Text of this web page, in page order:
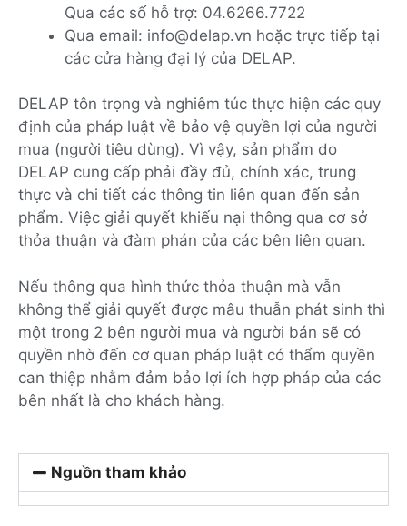
Qua các số hỗ trợ: 04.6266.7722
Qua email: info@delap.vn hoặc trực tiếp tại
các cửa hàng đại lý của DELAP.
DELAP tôn trọng và nghiêm túc thực hiện các quy
định của pháp luật về bảo vệ quyền lợi của người
mua (người tiêu dùng). Vì vậy, sản phẩm do
DELAP cung cấp phải đầy đủ, chính xác, trung
thực và chi tiết các thông tin liên quan đến sản
phẩm. Việc giải quyết khiếu nại thông qua cơ sở
thỏa thuận và đàm phán của các bên liên quan.
Nếu thông qua hình thức thỏa thuận mà vẫn
không thể giải quyết được mâu thuẫn phát sinh thì
một trong 2 bên người mua và người bán sẽ có
quyền nhờ đến cơ quan pháp luật có thẩm quyền
can thiệp nhằm đảm bảo lợi ích hợp pháp của các
bên nhất là cho khách hàng.
Nguồn tham khảo